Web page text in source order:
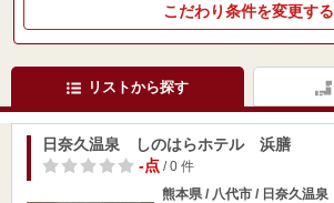
こだわり条件を変更する
リストから探す
日奈久温泉 しのはらホテル 浜膳
-点/ 0 件
熊本県 / 八代市 / 日奈久温泉